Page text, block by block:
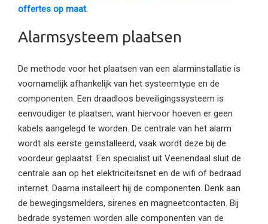
offertes op maat.
Alarmsysteem plaatsen
De methode voor het plaatsen van een alarminstallatie is
voornamelijk afhankelijk van het systeemtype en de
componenten. Een draadloos beveiligingssysteem is
eenvoudiger te plaatsen, want hiervoor hoeven er geen
kabels aangelegd te worden. De centrale van het alarm
wordt als eerste geïnstalleerd, vaak wordt deze bij de
voordeur geplaatst. Een specialist uit Veenendaal sluit de
centrale aan op het elektriciteitsnet en de wifi of bedraad
internet. Daarna installeert hij de componenten. Denk aan
de bewegingsmelders, sirenes en magneetcontacten. Bij
bedrade systemen worden alle componenten van de